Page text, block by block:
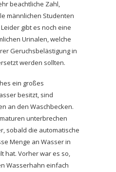
beachtliche Zahl,
männlichen Studenten
gibt es noch eine
Urinalen, welche
Geruchsbelästigung in
werden sollten.
ein großes
besitzt, sind
an den Waschbecken.
unterbrechen
sobald die automatische
Menge an Wasser in
hat. Vorher war es so,
Wasserhahn einfach